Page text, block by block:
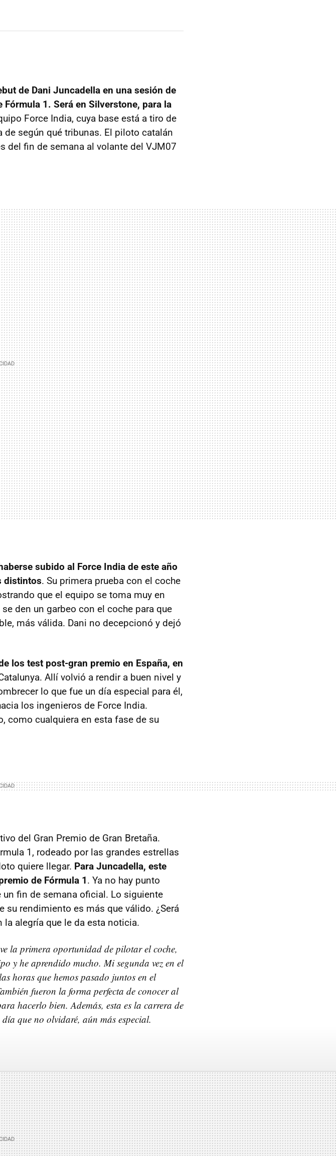
de Dani Juncadella en una sesión de
1. Será en Silverstone, para la
Force India, cuya base está a tiro de
de según qué tribunas. El piloto catalán
del fin de semana al volante del VJM07
subido al Force India de este año
distintos. Su primera prueba con el coche
que el equipo se toma muy en
den un garbeo con el coche para que
más válida. Dani no decepcionó y dejó
los test post-gran premio en España, en
Allí volvió a rendir a buen nivel y
lo que fue un día especial para él,
los ingenieros de Force India.
como cualquiera en esta fase de su
del Gran Premio de Gran Bretaña.
1, rodeado por las grandes estrellas
quiere llegar. Para Juncadella, este
de Fórmula 1. Ya no hay punto
fin de semana oficial. Lo siguiente
su rendimiento es más que válido. ¿Será
la alegría que le da esta noticia.
la primera oportunidad de pilotar el coche,
y he aprendido mucho. Mi segunda vez en el
horas que hemos pasado juntos en el
fueron la forma perfecta de conocer al
hacerlo bien. Además, esta es la carrera de
que no olvidaré, aún más especial.